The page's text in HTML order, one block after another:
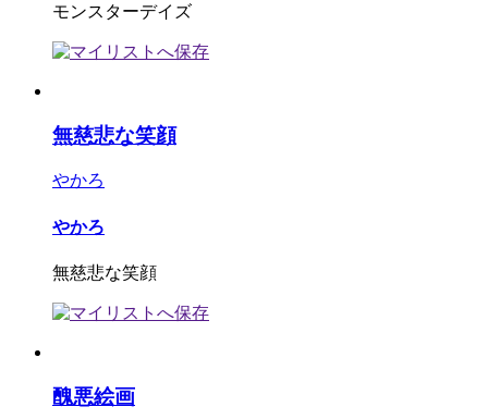
モンスターデイズ
無慈悲な笑顔
やかろ
やかろ
無慈悲な笑顔
醜悪絵画